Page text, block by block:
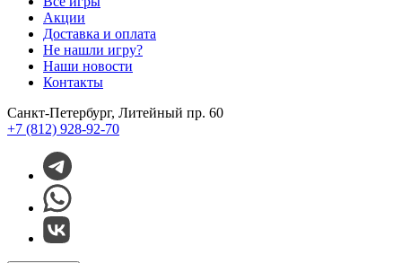
Акции
Доставка и оплата
Не нашли игру?
Наши новости
Контакты
Санкт-Петербург, Литейный пр. 60
+7 (812) 928-92-70